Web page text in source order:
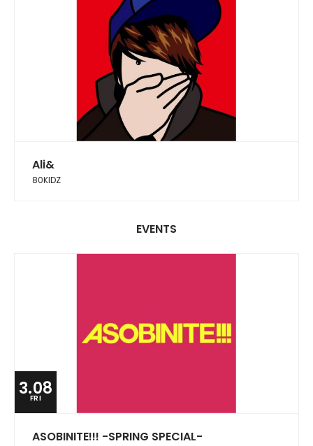
Ali&
80KIDZ
EVENTS
3.08
FRI
ASOBINITE!!! -SPRING SPECIAL-